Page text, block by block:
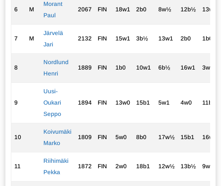
6 M
Morant
Paul
2067 FIN 18w1 2b0 8w½ 12b½ 13w1
7 M
Järvelä
Jari
2132 FIN 15w1 3b½ 13w1 2b0 1b0
8
Nordlund
Henri
1889 FIN 1b0 10w1 6b½ 16w1 3w0
9
Uusi-
Oukari
Seppo
1894 FIN 13w0 15b1 5w1 4w0 11b½
10
Koivumäki
Marko
1809 FIN 5w0 8b0 17w½ 15b1 16w1
11
Riihimäki
Pekka
1872 FIN 2w0 18b1 12w½ 13b½ 9w½